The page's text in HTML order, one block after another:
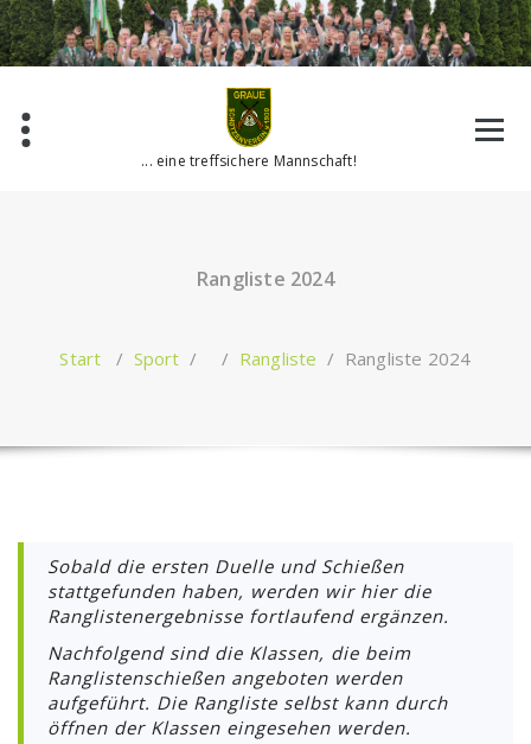
Zum
Inhalt
springen
... eine treffsichere Mannschaft!
Rangliste 2024
Start / Sport / / Rangliste / Rangliste 2024
Sobald die ersten Duelle und Schießen
stattgefunden haben, werden wir hier die
Ranglistenergebnisse fortlaufend ergänzen.
Nachfolgend sind die Klassen, die beim
Ranglistenschießen angeboten werden
aufgeführt. Die Rangliste selbst kann durch
öffnen der Klassen eingesehen werden.